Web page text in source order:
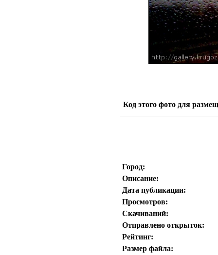
Код этого фото для
Город:
Описание:
Дата публикации:
Просмотров:
Скачиваний:
Отправлено открыток:
Рейтинг:
Размер файла: